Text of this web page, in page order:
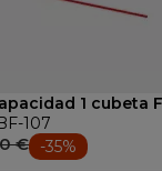
1 cubeta
107
€ -35%